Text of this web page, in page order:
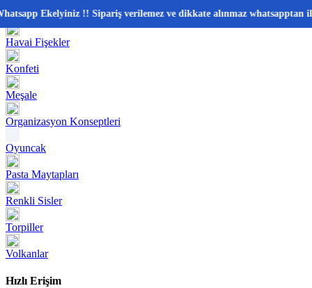
Ekelyiniz !! Sipariş verilemez ve dikkate alınmaz whatsapptan
📂 Kategoriler
Havai Fişekler
Konfeti
Meşale
Organizasyon Konseptleri
Oyuncak
Pasta Maytapları
Renkli Sisler
Torpiller
Volkanlar
Hızlı Erişim